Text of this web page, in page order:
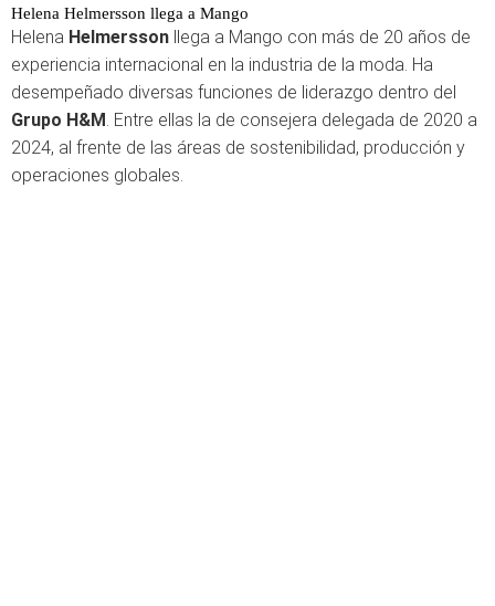
Helena Helmersson llega a Mango
Helena Helmersson llega a Mango con más de 20 años de
experiencia internacional en la industria de la moda. Ha
desempeñado diversas funciones de liderazgo dentro del
Grupo H&M. Entre ellas la de consejera delegada de 2020 a
2024, al frente de las áreas de sostenibilidad, producción y
operaciones globales.